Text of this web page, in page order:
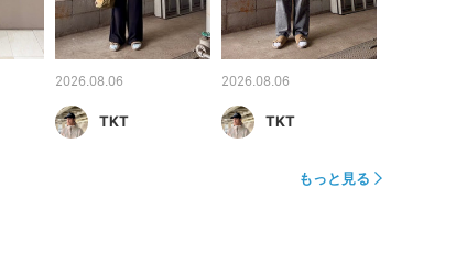
2026.08.06
TKT
2026.08.06
TKT
もっと見る